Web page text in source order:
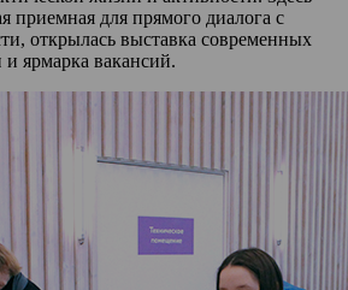
приемная для прямого диалога с
открылась выставка современных
и ярмарка вакансий.